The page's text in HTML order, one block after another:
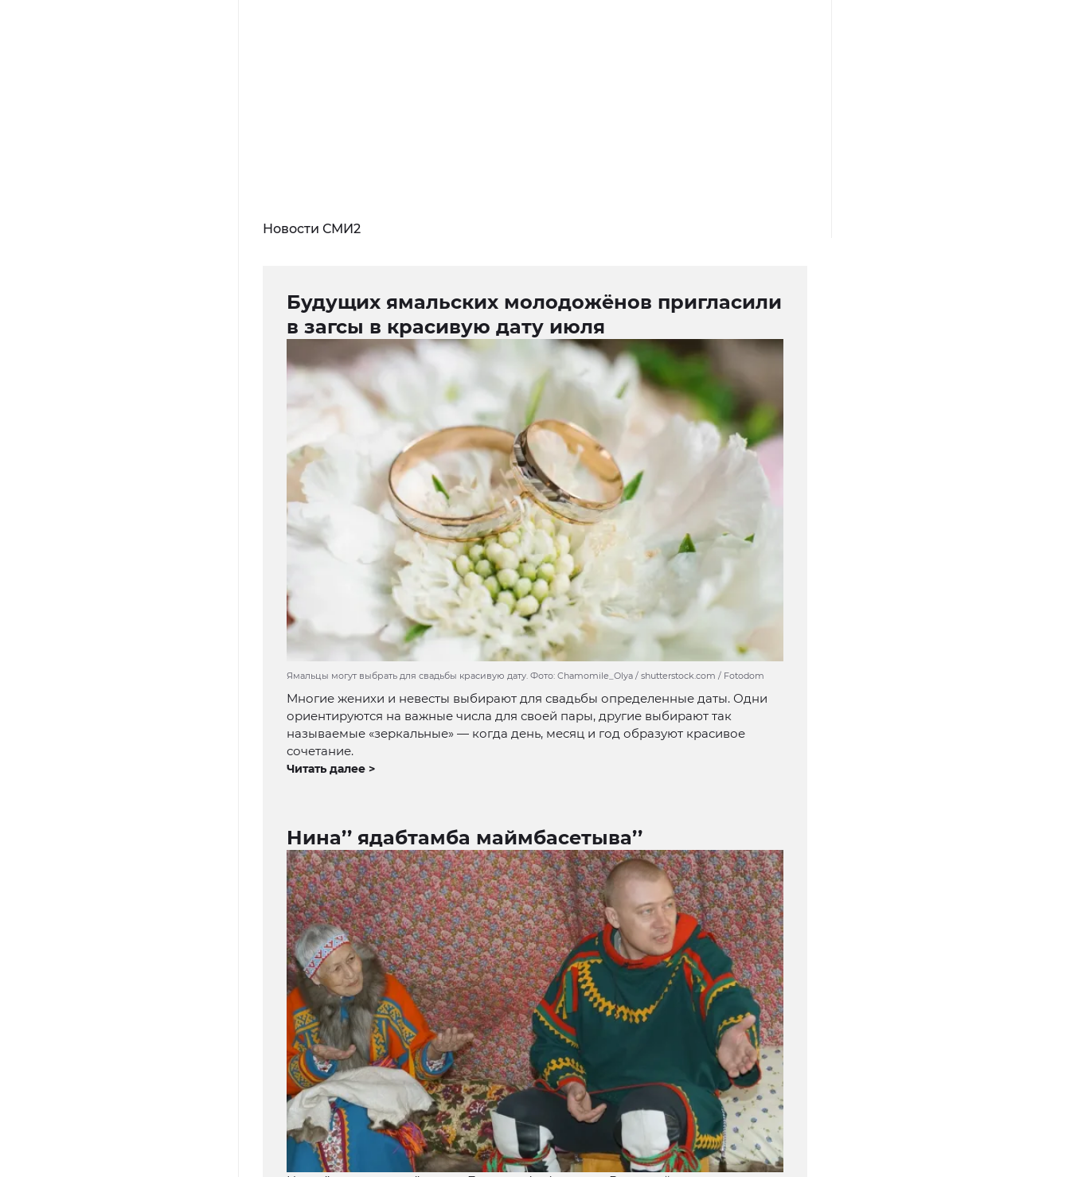
Новости СМИ2
Будущих ямальских молодожёнов пригласили
в загсы в красивую дату июля
Ямальцы могут выбрать для свадьбы красивую дату. Фото: Chamomile_Olya / shutterstock.com / Fotodom
Многие женихи и невесты выбирают для свадьбы определенные даты. Одни
ориентируются на важные числа для своей пары, другие выбирают так
называемые «зеркальные» — когда день, месяц и год образуют красивое
сочетание.
Читать далее >
Нина’’ ядабтамба маймбасетыва’’